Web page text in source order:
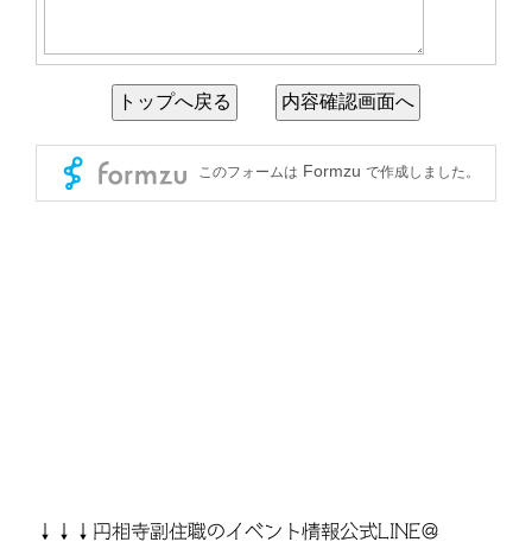
↓↓↓円相寺副住職のイベント情報公式LINE＠